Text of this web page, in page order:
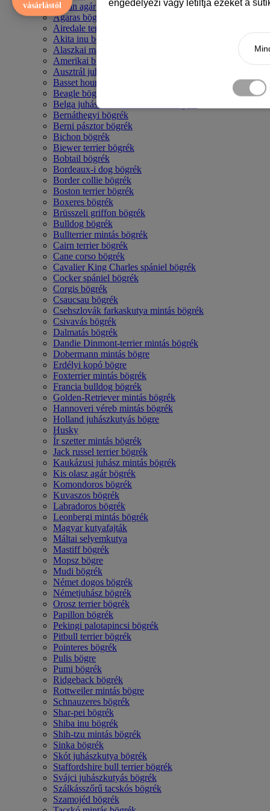
Afgán agár bögrék
Agaras bögrék
Airedale terrier mintás bögre
Akita inu bögrék
Alaszkai malamut bögrék
Amerikai bulldog mintás bögrék
Ausztrál juhászkutya bögrék
Basset hound mintás bögrék
Beagle bögrék
Belga juhász - malinois mintás bögrék
Bernáthegyi bögrék
Berni pásztor bögrék
Bichon bögrék
Biewer terrier bögrék
Bobtail bögrék
Bordeaux-i dog bögrék
Border collie bögrék
Boston terrier bögrék
Boxeres bögrék
Brüsszeli griffon bögrék
Bulldog bögrék
Bullterrier mintás bögrék
Cairn terrier bögrék
Cane corso bögrék
Cavalier King Charles spániel bögrék
Cocker spániel bögrék
Corgis bögrék
Csaucsau bögrék
Csehszlovák farkaskutya mintás bögrék
Csivavás bögrék
Dalmatás bögrék
Dandie Dinmont-terrier mintás bögrék
Dobermann mintás bögre
Erdélyi kopó bögre
Foxterrier mintás bögrék
Francia bulldog bögrék
Golden-Retriever mintás bögrék
Hannoveri véreb mintás bögrék
Holland juhászkutyás bögre
Husky
Ír szetter mintás bögrék
Jack russel terrier bögrék
Kaukázusi juhász mintás bögrék
Kis olasz agár bögrék
Komondoros bögrék
Kuvaszos bögrék
Labradoros bögrék
Leonbergi mintás bögrék
Magyar kutyafajták
Máltai selyemkutya
Mastiff bögrék
Mopsz bögre
Mudi bögrék
Német dogos bögrék
Németjuhász bögrék
Orosz terrier bögrék
Papillon bögrék
Pekingi palotapincsi bögrék
Pitbull terrier bögrék
Pointeres bögrék
Pulis bögre
Pumi bögrék
Ridgeback bögrék
Rottweiler mintás bögre
Schnauzeres bögrék
Shar-pei bögrék
Shiba inu bögrék
Shih-tzu mintás bögrék
Sinka bögrék
Skót juhászkutya bögrék
Staffordshire bull terrier bögrék
Svájci juhászkutyás bögrék
Szálkásszőrű tacskós bögrék
Szamojéd bögrék
vásárlástól
engedélyezi vagy letiltja ezeket a